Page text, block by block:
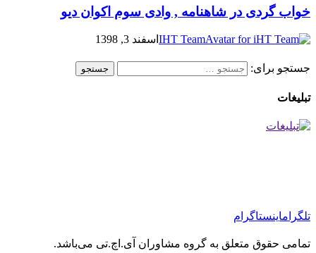
خواب گردی در شاهنامه , وادی سوم اکوان دیو
IHT Team اسفند 3, 1398
جستجو برای:
تبلیغات
تلگراماینستاگرام
تمامی حقوق متعلق به گروه مشاوران آی.اچ.تی می‌باشد.